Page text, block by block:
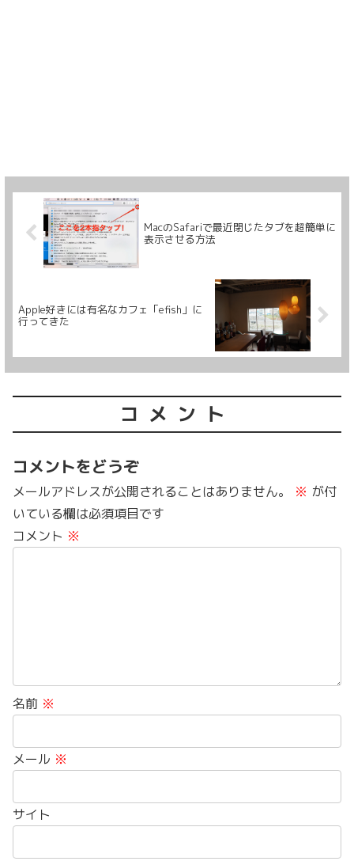
MacのSafariで最近閉じたタブを超簡単に
表示させる方法
Apple好きには有名なカフェ「efish」に
行ってきた
コメント
コメントをどうぞ
メールアドレスが公開されることはありません。 ※ が付
いている欄は必須項目です
コメント ※
名前 ※
メール ※
サイト